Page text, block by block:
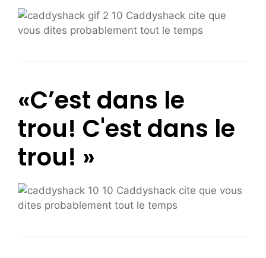
«C’est dans le
trou! C'est dans le
trou! »